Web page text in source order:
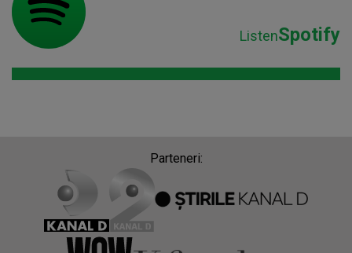
ListenSpotify
Parteneri: